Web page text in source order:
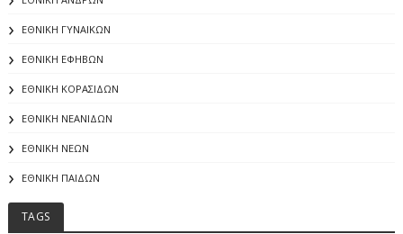
ΕΘΝΙΚΗ ΓΥΝΑΙΚΩΝ
ΕΘΝΙΚΗ ΕΦΗΒΩΝ
ΕΘΝΙΚΗ ΚΟΡΑΣΙΔΩΝ
ΕΘΝΙΚΗ ΝΕΑΝΙΔΩΝ
ΕΘΝΙΚΗ ΝΕΩΝ
ΕΘΝΙΚΗ ΠΑΙΔΩΝ
TAGS